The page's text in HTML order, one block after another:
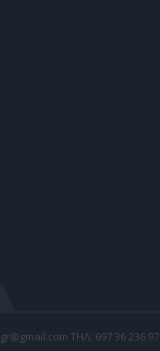
TΗΛ: 697 36 236 97